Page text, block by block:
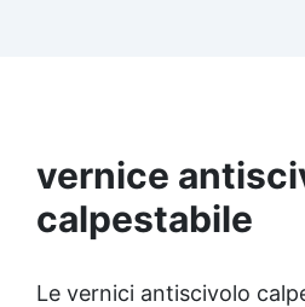
vernice
calpestabile
Le vernici antiscivolo